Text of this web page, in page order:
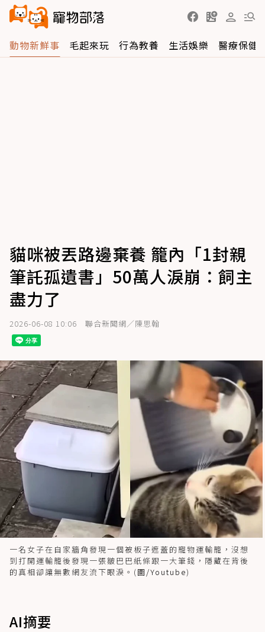
動物新鮮事 毛起來玩 行為教養 生活娛樂 醫療保健
貓咪被丟路邊棄養 籠內「1封親
筆託孤遺書」50萬人淚崩：飼主
盡力了
2026-06-08 10:06 聯合新聞網／陳思翰
一名女子在自家牆角發現一個被板子遮蓋的寵物運輸籠，沒想
到打開運輸籠後發現一張皺巴巴紙條跟一大筆錢，隱藏在背後
的真相卻讓無數網友流下眼淚。(圖/Youtube)
AI摘要